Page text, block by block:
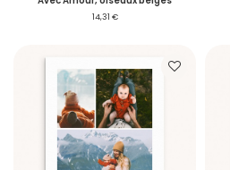
14,31 €